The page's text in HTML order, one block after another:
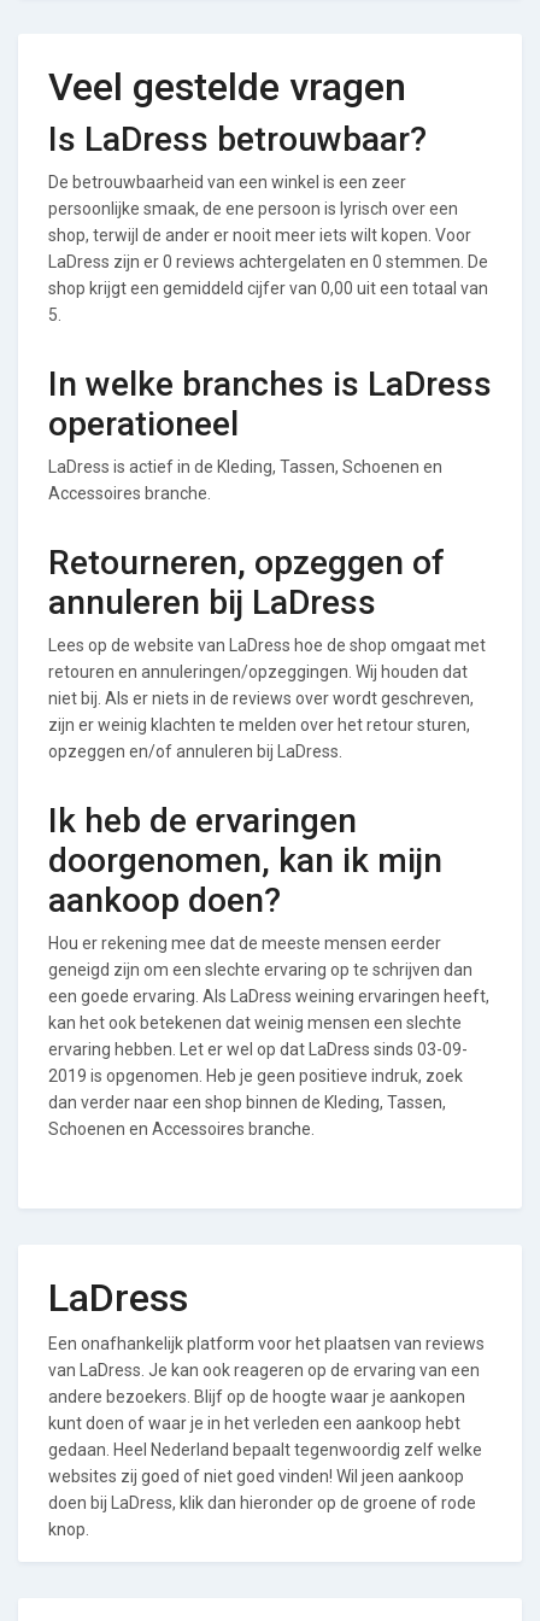
Veel gestelde vragen
Is LaDress betrouwbaar?
De betrouwbaarheid van een winkel is een zeer
persoonlijke smaak, de ene persoon is lyrisch over een
shop, terwijl de ander er nooit meer iets wilt kopen. Voor
LaDress zijn er 0 reviews achtergelaten en 0 stemmen. De
shop krijgt een gemiddeld cijfer van 0,00 uit een totaal van
5.
In welke branches is LaDress
operationeel
LaDress is actief in de Kleding, Tassen, Schoenen en
Accessoires branche.
Retourneren, opzeggen of
annuleren bij LaDress
Lees op de website van LaDress hoe de shop omgaat met
retouren en annuleringen/opzeggingen. Wij houden dat
niet bij. Als er niets in de reviews over wordt geschreven,
zijn er weinig klachten te melden over het retour sturen,
opzeggen en/of annuleren bij LaDress.
Ik heb de ervaringen
doorgenomen, kan ik mijn
aankoop doen?
Hou er rekening mee dat de meeste mensen eerder
geneigd zijn om een slechte ervaring op te schrijven dan
een goede ervaring. Als LaDress weining ervaringen heeft,
kan het ook betekenen dat weinig mensen een slechte
ervaring hebben. Let er wel op dat LaDress sinds 03-09-
2019 is opgenomen. Heb je geen positieve indruk, zoek
dan verder naar een shop binnen de Kleding, Tassen,
Schoenen en Accessoires branche.
LaDress
Een onafhankelijk platform voor het plaatsen van reviews
van LaDress. Je kan ook reageren op de ervaring van een
andere bezoekers. Blijf op de hoogte waar je aankopen
kunt doen of waar je in het verleden een aankoop hebt
gedaan. Heel Nederland bepaalt tegenwoordig zelf welke
websites zij goed of niet goed vinden! Wil jeen aankoop
doen bij LaDress, klik dan hieronder op de groene of rode
knop.